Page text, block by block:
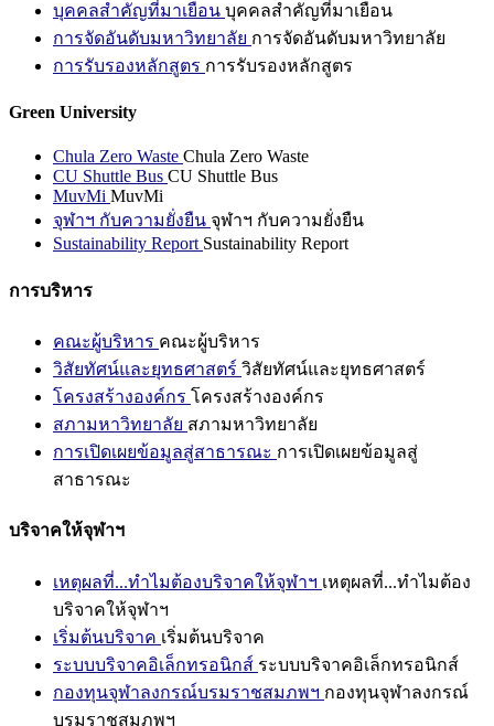
บุคคลสำคัญที่มาเยือน บุคคลสำคัญที่มาเยือน
การจัดอันดับมหาวิทยาลัย การจัดอันดับมหาวิทยาลัย
การรับรองหลักสูตร การรับรองหลักสูตร
Green University
Chula Zero Waste Chula Zero Waste
CU Shuttle Bus CU Shuttle Bus
MuvMi MuvMi
จุฬาฯ กับความยั่งยืน จุฬาฯ กับความยั่งยืน
Sustainability Report Sustainability Report
การบริหาร
คณะผู้บริหาร คณะผู้บริหาร
วิสัยทัศน์และยุทธศาสตร์ วิสัยทัศน์และยุทธศาสตร์
โครงสร้างองค์กร โครงสร้างองค์กร
สภามหาวิทยาลัย สภามหาวิทยาลัย
การเปิดเผยข้อมูลสู่สาธารณะ การเปิดเผยข้อมูลสู่
สาธารณะ
บริจาคให้จุฬาฯ
เหตุผลที่...ทำไมต้องบริจาคให้จุฬาฯ เหตุผลที่...ทำไมต้อง
บริจาคให้จุฬาฯ
เริ่มต้นบริจาค เริ่มต้นบริจาค
ระบบบริจาคอิเล็กทรอนิกส์ ระบบบริจาคอิเล็กทรอนิกส์
กองทุนจุฬาลงกรณ์บรมราชสมภพฯ กองทุนจุฬาลงกรณ์
บรมราชสมภพฯ